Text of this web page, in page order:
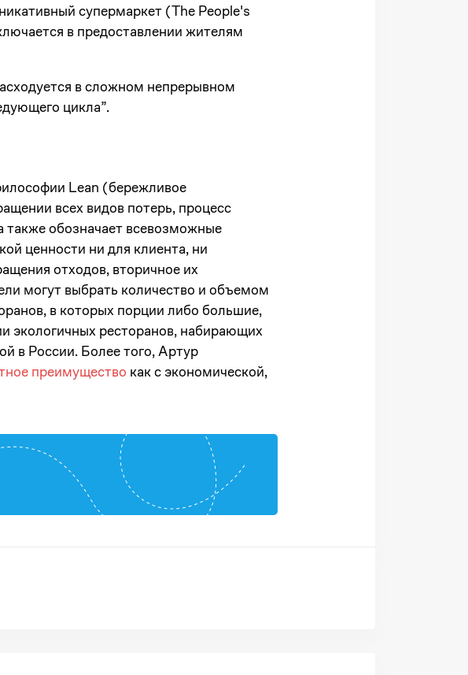
супермаркет (The People's
в предоставлении жителям
в сложном непрерывном
цикла”.
Lean (бережливое
всех видов потерь, процесс
также обозначает всевозможные
ценности ни для клиента, ни
отходов, вторичное их
могут выбрать количество и объемом
в которых порции либо большие,
экологичных ресторанов, набирающих
в России. Более того, Артур
преимущество как с экономической,